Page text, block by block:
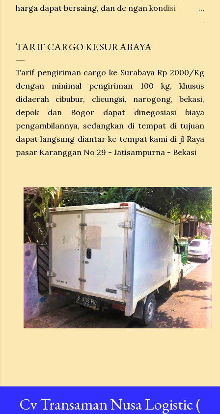
harga dapat bersaing, dan de ngan kondisi
minimal 100 kg kondisi door to door sampai
ketujuan, untuk pengiriman barang breakbulk
barang kami diterima di depo Tanto tg Priok, dan
untuk peng iriman dengan Container kondisinya
door to door.
.
TARIF CARGO KE SURABAYA
Tarif pengiriman cargo ke Surabaya Rp 2000/Kg
dengan minimal pengiriman 100 kg, khusus
didaerah cibubur, clieungsi, narogong, bekasi,
depok dan Bogor dapat dinegosiasi biaya
pengambilannya, sedangkan di tempat di tujuan
dapat langsung diantar ke tempat kami di jl Raya
pasar Karanggan No 29 - Jatisampurna - Bekasi
Cv Transaman Nusa Logistic (